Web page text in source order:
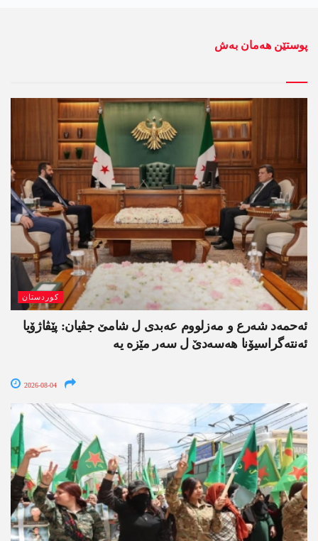
پوستێن ھەمان بەش
کوردستان
ئەحمەد شەرع و مەزلووم عەبدی ل شامێ جڤیان: پێڤاژۆیا
ئەنتەگراسیۆنا ھەسەدێ ل سەر مێزە یە
2026-08-04